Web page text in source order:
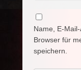
Name, E-
Browser für
speichern.